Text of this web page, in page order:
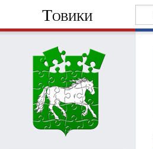
Товики